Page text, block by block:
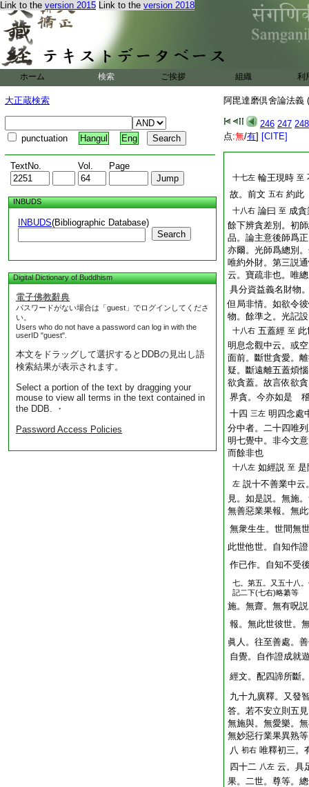
Link to the version 2015 Link to the version 2018
ホーム 検索 ご挨拶 組織 利
大正蔵検索
punctuation Hangul Eng
TextNo. Vol. Page
INBUDS
INBUDS(Bibliographic Database)
Search
Digital Dictionary of Buddhism
電子佛教辭典
パスワードがない場合は「guest」でログインしてくださ
い。
Users who do not have a password can log in with the
userID "guest".
本文をドラッグして選択するとDDBの見出し語
検索結果が表示されます。
Select a portion of the text by dragging your
mouse to view all terms in the text contained in
the DDB. ・
Password Access Policies
阿毘達磨倶舍論法義
246 247 248
点:無/有] [CITE]
十七左 輪王現時 至
故。前文 五右 約此
十八右 論曰 至 成
餘下辨貪差別。初
品。論主意後師爲
亦爾。光師爲總別
唯約外財。第三説
云。寶疏非也。唯
具分資益義名財物
但局非情。如欲令
物。餘準之。光記
十八右 五蓋經 至
明息念觀中云。或
面前。斷世貪愛。
疑。斷遠離五蓋煩
欲貪蓋。故言依欲
界貪。今亦如是
十四 三左 明四念處
分中者。二十四唯
明七覺中。非今文
而餘非也
十八左 如經説 至
左 説十不善業中云
見。如是説。無施
無善惡業果報。無
無衆生生。世間無
此世他世。自知作
作已作。自知不受
七。第五。又五十八
記二下(七右)略纂等
施。無齋。無有呪
報。無此世彼世。
眞人。往至善處。
自覺。自作證成就
經文。配四諦所斷
九十九廣釋。又發
答。若不安立則五
無施與。無愛樂。
無妙惡行業果異熟
八 初右 唯釋初三。
四十二 八左 云。具
果。二世。尊等。